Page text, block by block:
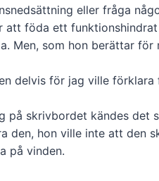
eller fråga
att föda ett
Men, som hon berättar för
delvis för jag ville förklara
på skrivbordet kändes det
den, hon ville inte att den
på vinden.